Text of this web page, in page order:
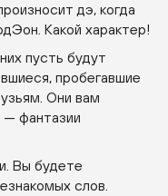
дэ, когда
Какой характер!
пусть будут
пробегавшие
Они вам
фантазии
Вы будете
слов.